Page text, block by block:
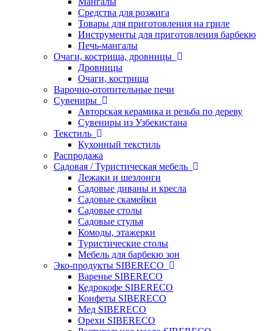
Средства для розжига
Товары для приготовления на гриле
Инструменты для приготовления барбекю
Печь-мангалы
Очаги, кострища, дровницы
Дровницы
Очаги, кострища
Варочно-отопительные печи
Сувениры
Авторская керамика и резьба по дереву
Сувениры из Узбекистана
Текстиль
Кухонный текстиль
Распродажа
Садовая / Туристическая мебель
Лежаки и шезлонги
Садовые диваны и кресла
Садовые скамейки
Садовые столы
Садовые стулья
Комоды, этажерки
Туристические столы
Мебель для барбекю зон
Эко-продукты SIBERECO
Варенье SIBERECO
Кедрокофе SIBERECO
Конфеты SIBERECO
Мед SIBERECO
Орехи SIBERECO